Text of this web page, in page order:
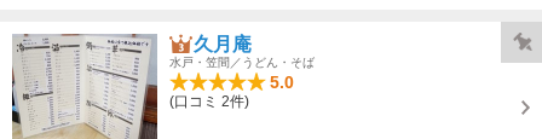
久月庵
水戸・笠間／うどん・そば
5.0
(口コミ 2件)